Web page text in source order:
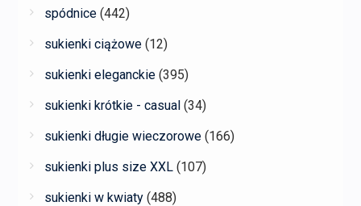
spódnice (442)
sukienki ciążowe (12)
sukienki eleganckie (395)
sukienki krótkie - casual (34)
sukienki długie wieczorowe (166)
sukienki plus size XXL (107)
sukienki w kwiaty (488)